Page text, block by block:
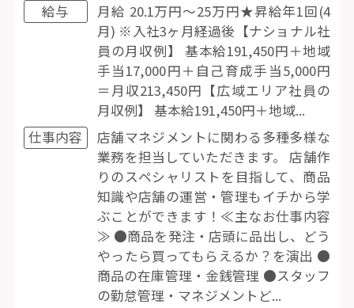
給与
月給 20.1万円〜25万円★昇給年1回(4
月) ※入社3ヶ月経過後【ナショナル社
員の月収例】 基本給191,450円＋地域
手当17,000円＋自己育成手当5,000円
＝月収213,450円【広域エリア社員の
月収例】 基本給191,450円＋地域...
仕事内容
店舗マネジメントに関わる多種多様な
業務を担当していただきます。 店舗作
りのスペシャリストを目指して、商品
知識や店舗の運営・管理もイチから学
ぶことができます！≪主なお仕事内容
≫ ●商品を発注・店頭に品出し、どう
やったら買ってもらえるか？を演出 ●
商品の在庫管理・金銭管理 ●スタッフ
の勤怠管理・マネジメントど...